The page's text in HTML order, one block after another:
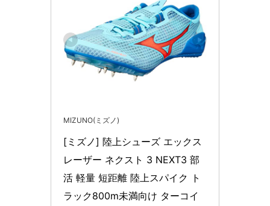
MIZUNO(ミズノ)
[ミズノ] 陸上シューズ エックス
レーザー ネクスト 3 NEXT3 部
活 軽量 短距離 陸上スパイク ト
ラック800m未満向け ターコイ